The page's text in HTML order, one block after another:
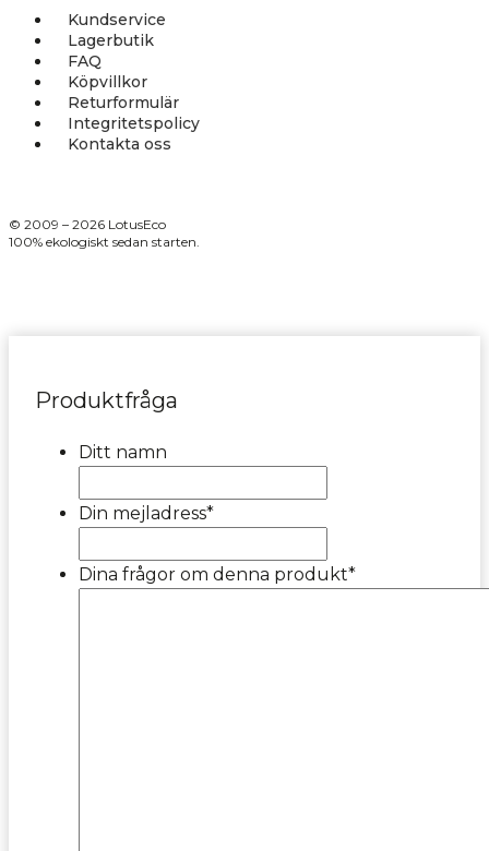
Kundservice
Lagerbutik
FAQ
Köpvillkor
Returformulär
Integritetspolicy
Kontakta oss
© 2009 – 2026 LotusEco
100% ekologiskt sedan starten.
Produktfråga
Ditt namn
Din mejladress*
Dina frågor om denna produkt*